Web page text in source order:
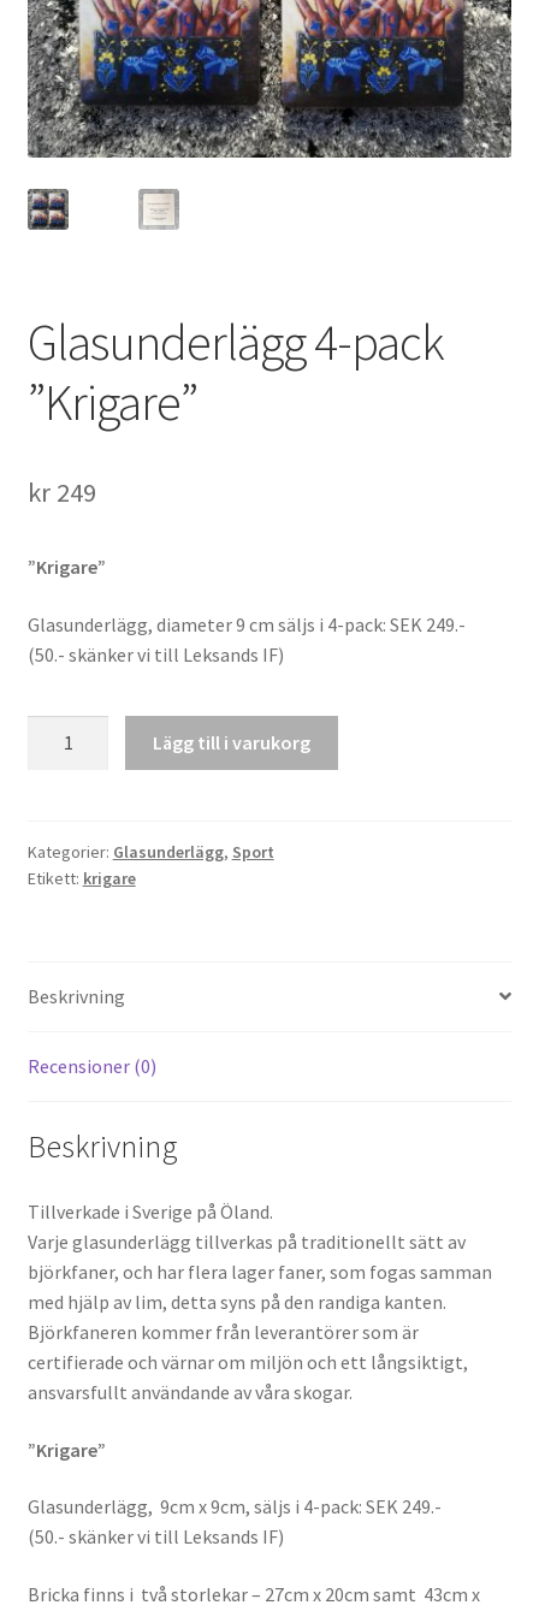
Glasunderlägg 4-pack
”Krigare”
kr249
”Krigare”
Glasunderlägg, diameter 9 cm säljs i 4-pack: SEK 249.-
(50.- skänker vi till Leksands IF)
mängd
Lägg till i varukorg
Kategorier: Glasunderlägg, Sport
Etikett: krigare
Beskrivning
Recensioner (0)
Beskrivning
Tillverkade i Sverige på Öland.
Varje glasunderlägg tillverkas på traditionellt sätt av
björkfaner, och har flera lager faner, som fogas samman
med hjälp av lim, detta syns på den randiga kanten.
Björkfaneren kommer från leverantörer som är
certifierade och värnar om miljön och ett långsiktigt,
ansvarsfullt användande av våra skogar.
”Krigare”
Glasunderlägg, 9cm x 9cm, säljs i 4-pack: SEK 249.-
(50.- skänker vi till Leksands IF)
Bricka finns i två storlekar – 27cm x 20cm samt 43cm x